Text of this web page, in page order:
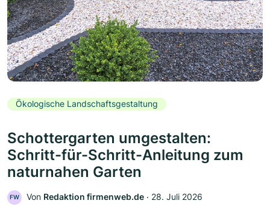
Ökologische Landschaftsgestaltung
Schottergarten umgestalten:
Schritt-für-Schritt-Anleitung zum
naturnahen Garten
FW Von Redaktion firmenweb.de ‧ 28. Juli 2026